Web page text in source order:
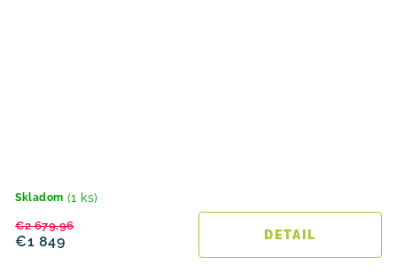
Skladom (1 ks)
€1 849
€2 679,96
DETAIL